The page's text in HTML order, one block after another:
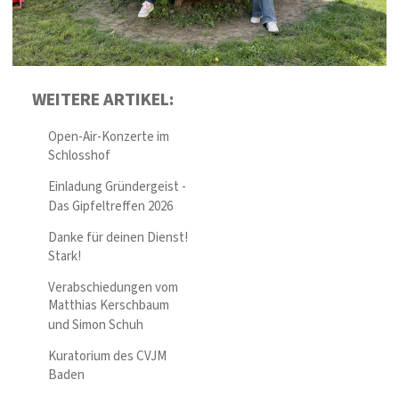
WEITERE ARTIKEL:
Open-Air-Konzerte im
Schlosshof
Einladung Gründergeist -
Das Gipfeltreffen 2026
Danke für deinen Dienst!
Stark!
Verabschiedungen vom
Matthias Kerschbaum
und Simon Schuh
Kuratorium des CVJM
Baden